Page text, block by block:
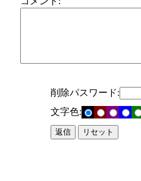
削除パスワード:
文字色: